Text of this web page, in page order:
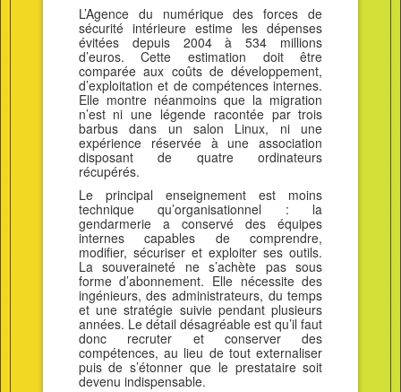
L’Agence du numérique des forces de
sécurité intérieure estime les dépenses
évitées depuis 2004 à 534 millions
d’euros. Cette estimation doit être
comparée aux coûts de développement,
d’exploitation et de compétences internes.
Elle montre néanmoins que la migration
n’est ni une légende racontée par trois
barbus dans un salon Linux, ni une
expérience réservée à une association
disposant de quatre ordinateurs
récupérés.
Le principal enseignement est moins
technique qu’organisationnel : la
gendarmerie a conservé des équipes
internes capables de comprendre,
modifier, sécuriser et exploiter ses outils.
La souveraineté ne s’achète pas sous
forme d’abonnement. Elle nécessite des
ingénieurs, des administrateurs, du temps
et une stratégie suivie pendant plusieurs
années. Le détail désagréable est qu’il faut
donc recruter et conserver des
compétences, au lieu de tout externaliser
puis de s’étonner que le prestataire soit
devenu indispensable.